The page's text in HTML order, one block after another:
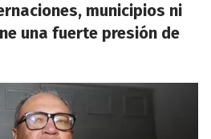
municipios ni
una fuerte presión de